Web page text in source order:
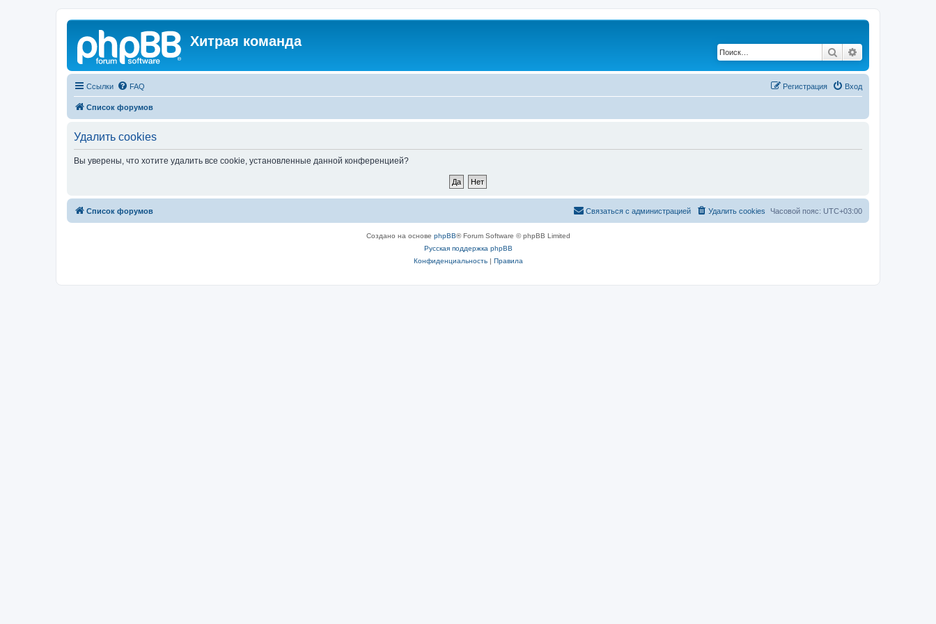
Хитрая команда
Поиск
Ссылки FAQ Вход
Регистрация
Список форумов
Удалить cookies
Вы уверены, что хотите удалить все cookie, установленные данной конференцией?
Список форумов Часовой пояс: UTC+03:00
Удалить cookies
Связаться с администрацией
Создано на основе phpBB® Forum Software © phpBB Limited
Русская поддержка phpBB
Конфиденциальность| Правила